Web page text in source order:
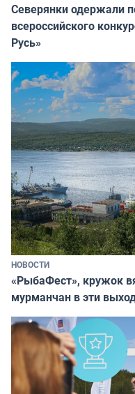
Северянки одержали
всероссийского
Русь»
НОВОСТИ
«РыбаФест», кружок
мурманчан в эти